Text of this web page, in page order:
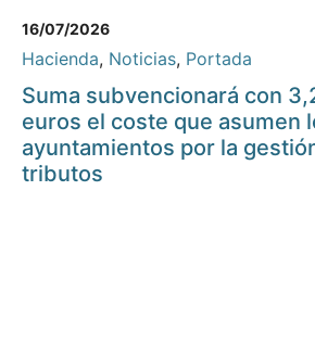
16/07/2026
Hacienda, Noticias, Portada
Suma subvencionará con
euros el coste que asumen
ayuntamientos por la
tributos